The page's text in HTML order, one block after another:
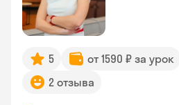
5 от 1590 ₽ за урок
2 отзыва